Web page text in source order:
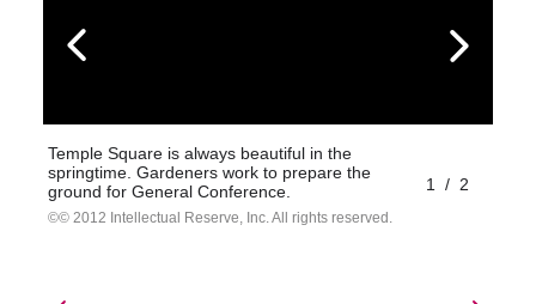
Temple Square is always beautiful in the
springtime. Gardeners work to prepare the
ground for General Conference.
© 2012 Intellectual Reserve, Inc. All rights reserved.
1 / 2